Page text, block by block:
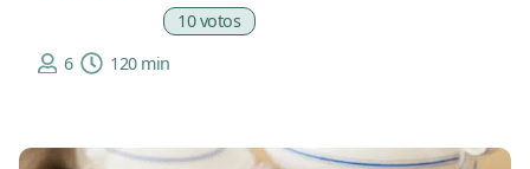
10 votos
6
120 min